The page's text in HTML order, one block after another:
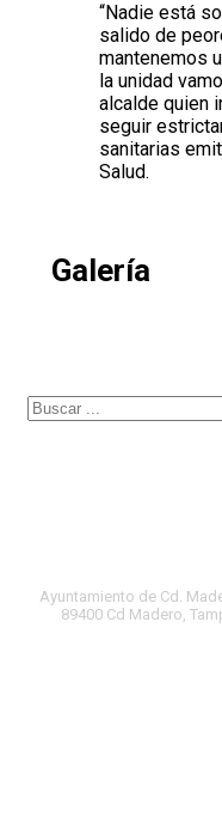
“Nadie está
salido de
mantenemos
la unidad
alcalde quien
seguir
sanitarias
Salud.
Galería
Ayuntamiento de Cd.
89400 Cd Madero,